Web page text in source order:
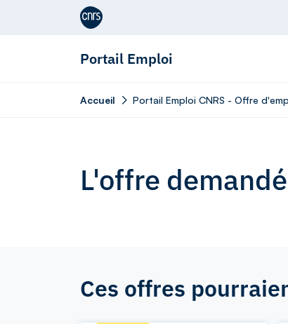
Aller au contenu
Portail Emploi
Accueil Portail Emploi CNRS - Offre
L'offre
Ces offres